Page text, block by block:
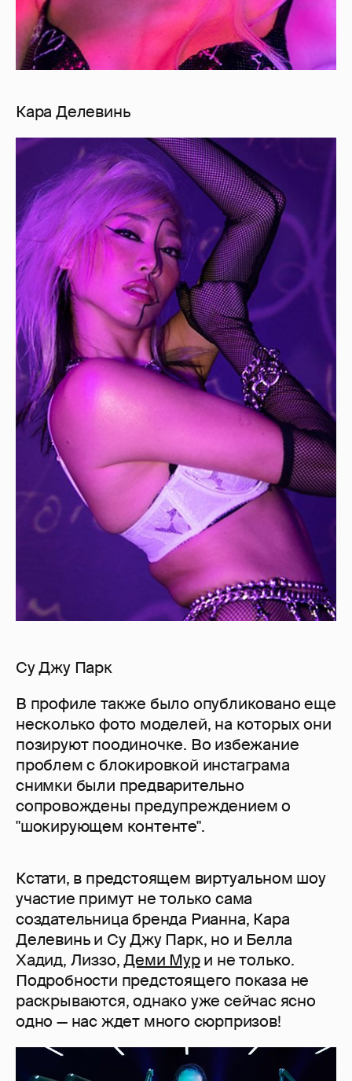
Кара Делевинь
Су Джу Парк
В профиле также было опубликовано еще
несколько фото моделей, на которых они
позируют поодиночке. Во избежание
проблем с блокировкой инстаграма
снимки были предварительно
сопровождены предупреждением о
"шокирующем контенте".
Кстати, в предстоящем виртуальном шоу
участие примут не только сама
создательница бренда Рианна, Кара
Делевинь и Су Джу Парк, но и Белла
Хадид, Лиззо,Деми Мури не только.
Подробности предстоящего показа не
раскрываются, однако уже сейчас ясно
одно — нас ждет много сюрпризов!